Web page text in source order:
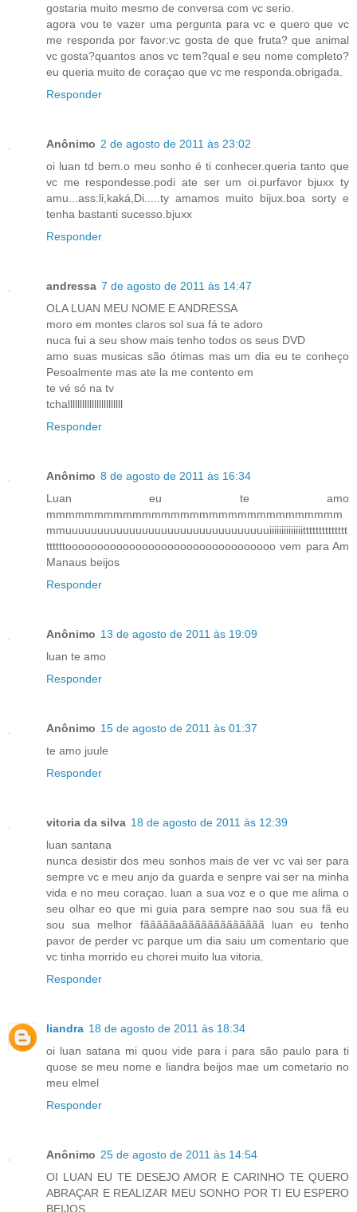
gostaria muito mesmo de conversa com vc serio.
agora vou te vazer uma pergunta para vc e quero que vc
me responda por favor:vc gosta de que fruta? que animal
vc gosta?quantos anos vc tem?qual e seu nome completo?
eu queria muito de coraçao que vc me responda.obrigada.
Responder
Anônimo 2 de agosto de 2011 às 23:02
oi luan td bem.o meu sonho é ti conhecer.queria tanto que
vc me respondesse.podi ate ser um oi.purfavor bjuxx ty
amu...ass:li,kaká,Di.....ty amamos muito bijux.boa sorty e
tenha bastanti sucesso.bjuxx
Responder
andressa 7 de agosto de 2011 às 14:47
OLA LUAN MEU NOME E ANDRESSA
moro em montes claros sol sua fá te adoro
nuca fui a seu show mais tenho todos os seus DVD
amo suas musicas são ótimas mas um dia eu te conheço
Pesoalmente mas ate la me contento em
te vé só na tv
tchalllllllllllllllllllllll
Responder
Anônimo 8 de agosto de 2011 às 16:34
Luan eu te amo
mmmmmmmmmmmmmmmmmmmmmmmmmmmmmmm
mmuuuuuuuuuuuuuuuuuuuuuuuuuuuuuuuuiiiiiiiiiiiiiitttttttttttttt
ttttttooooooooooooooooooooooooooooooooo vem para Am
Manaus beijos
Responder
Anônimo 13 de agosto de 2011 às 19:09
luan te amo
Responder
Anônimo 15 de agosto de 2011 às 01:37
te amo juule
Responder
vitoria da silva 18 de agosto de 2011 às 12:39
luan santana
nunca desistir dos meu sonhos mais de ver vc vai ser para
sempre vc e meu anjo da guarda e senpre vai ser na minha
vida e no meu coraçao. luan a sua voz e o que me alima o
seu olhar eo que mi guia para sempre nao sou sua fã eu
sou sua melhor fãããããaããããããããããããã luan eu tenho
pavor de perder vc parque um dia saiu um comentario que
vc tinha morrido eu chorei muito lua vitoria.
Responder
liandra 18 de agosto de 2011 às 18:34
oi luan satana mi quou vide para i para são paulo para ti
quose se meu nome e liandra beijos mae um cometario no
meu elmel
Responder
Anônimo 25 de agosto de 2011 às 14:54
OI LUAN EU TE DESEJO AMOR E CARINHO TE QUERO
ABRAÇAR E REALIZAR MEU SONHO POR TI EU ESPERO
BEIJOS